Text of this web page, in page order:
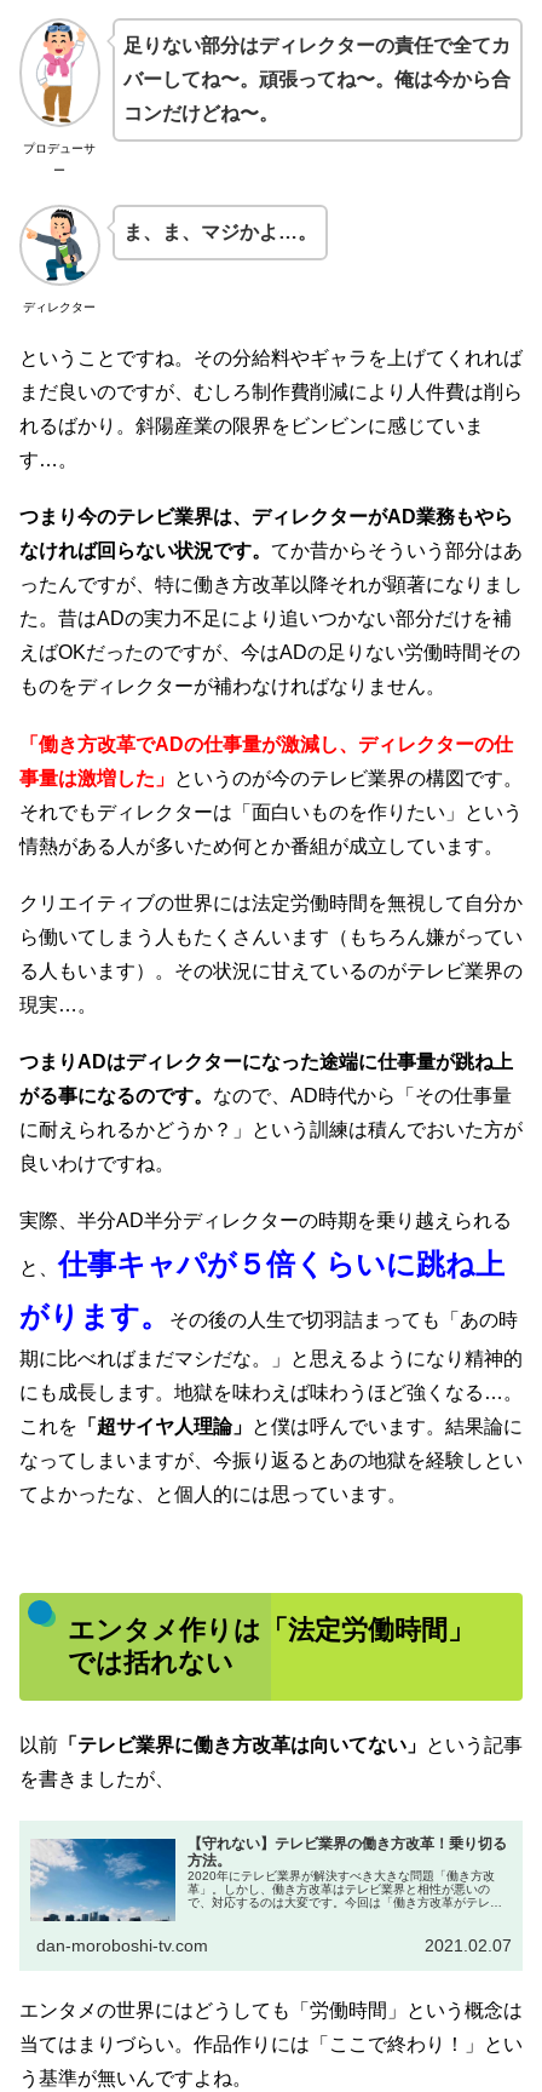
プロデューサ
ー
足りない部分はディレクターの責任で全てカ
バーしてね〜。頑張ってね〜。俺は今から合
コンだけどね〜。
ディレクター
ま、ま、マジかよ…。
ということですね。その分給料やギャラを上げてくれれば
まだ良いのですが、むしろ制作費削減により人件費は削ら
れるばかり。斜陽産業の限界をビンビンに感じていま
す…。
つまり今のテレビ業界は、ディレクターがAD業務もやら
なければ回らない状況です。 てか昔からそういう部分はあ
ったんですが、特に働き方改革以降それが顕著になりまし
た。昔はADの実力不足により追いつかない部分だけを補
えばOKだったのですが、今はADの足りない労働時間その
ものをディレクターが補わなければなりません。
「働き方改革でADの仕事量が激減し、ディレクターの仕
事量は激増した」 というのが今のテレビ業界の構図です。
それでもディレクターは「面白いものを作りたい」という
情熱がある人が多いため何とか番組が成立しています。
クリエイティブの世界には法定労働時間を無視して自分か
ら働いてしまう人もたくさんいます（もちろん嫌がってい
る人もいます）。その状況に甘えているのがテレビ業界の
現実…。
つまりADはディレクターになった途端に仕事量が跳ね上
がる事になるのです。 なので、AD時代から「その仕事量
に耐えられるかどうか？」という訓練は積んでおいた方が
良いわけですね。
実際、半分AD半分ディレクターの時期を乗り越えられる
と、仕事キャパが５倍くらいに跳ね上
がります。
その後の人生で切羽詰まっても「あの時
期に比べればまだマシだな。」と思えるようになり精神的
にも成長します。地獄を味わえば味わうほど強くなる…。
これを 「超サイヤ人理論」 と僕は呼んでいます。結果論に
なってしまいますが、今振り返るとあの地獄を経験しとい
てよかったな、と個人的には思っています。
エンタメ作りは「法定労働時間」
では括れない
以前 「テレビ業界に働き方改革は向いてない」 という記事
を書きましたが、
【守れない】テレビ業界の働き方改革！乗り切る
方法。
2020年にテレビ業界が解決すべき大きな問題「働き方改
革」。しかし、働き方改革はテレビ業界と相性が悪いの
で、対応するのは大変です。今回は「働き方改革がテレビ
dan-moroboshi-tv.com 2021.02.07
エンタメの世界にはどうしても「労働時間」という概念は
当てはまりづらい。作品作りには「ここで終わり！」とい
う基準が無いんですよね。